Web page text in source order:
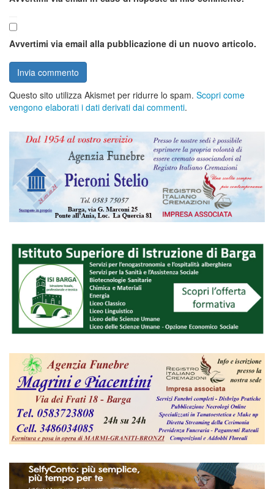
Avvertimi via email alla pubblicazione di un nuovo articolo.
Questo sito utilizza Akismet per ridurre lo spam. Scopri come
vengono elaborati i dati derivati dai commenti.